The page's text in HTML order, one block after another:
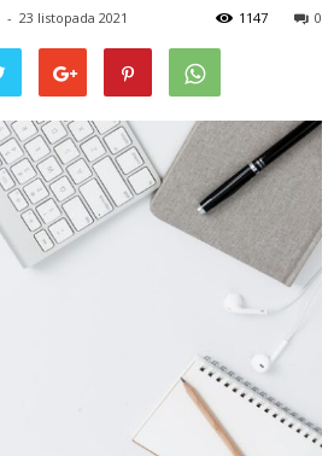
- 23 listopada 2021 0
1147